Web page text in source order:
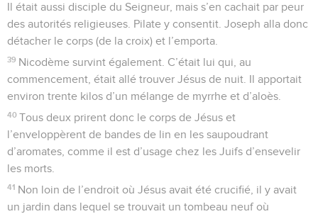
Il était aussi disciple du Seigneur, mais s’en cachait par peur
des autorités religieuses. Pilate y consentit. Joseph alla donc
détacher le corps (de la croix) et l’emporta.
39 Nicodème survint également. C’était lui qui, au
commencement, était allé trouver Jésus de nuit. Il apportait
environ trente kilos d’un mélange de myrrhe et d’aloès.
40 Tous deux prirent donc le corps de Jésus et
l’enveloppèrent de bandes de lin en les saupoudrant
d’aromates, comme il est d’usage chez les Juifs d’ensevelir
les morts.
41 Non loin de l’endroit où Jésus avait été crucifié, il y avait
un jardin dans lequel se trouvait un tombeau neuf où